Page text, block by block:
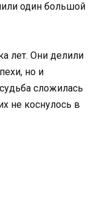
один большой
лет. Они делили
но и
сложилась
не коснулось в